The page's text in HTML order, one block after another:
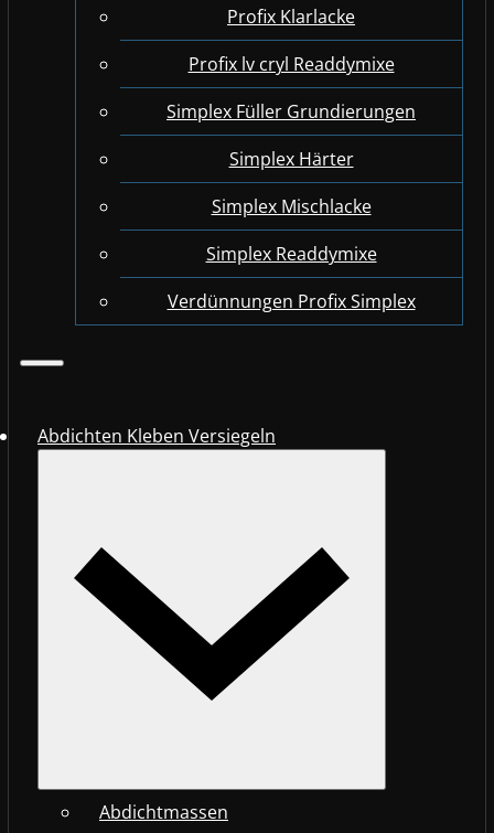
Profix Klarlacke
Profix lv cryl Readdymixe
Simplex Füller Grundierungen
Simplex Härter
Simplex Mischlacke
Simplex Readdymixe
Verdünnungen Profix Simplex
Abdichten Kleben Versiegeln
Abdichtmassen